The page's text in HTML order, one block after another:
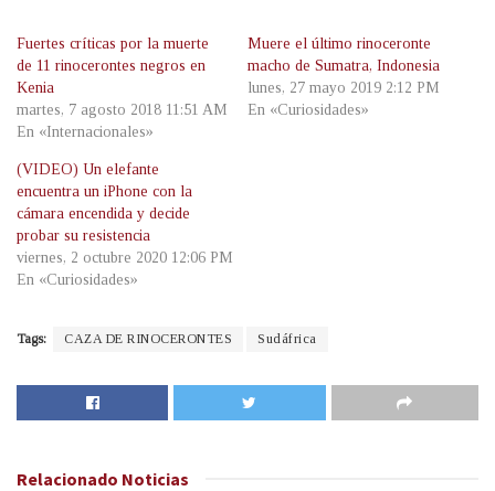
Fuertes críticas por la muerte
de 11 rinocerontes negros en
Kenia
martes, 7 agosto 2018 11:51 AM
En «Internacionales»
Muere el último rinoceronte
macho de Sumatra, Indonesia
lunes, 27 mayo 2019 2:12 PM
En «Curiosidades»
(VIDEO) Un elefante
encuentra un iPhone con la
cámara encendida y decide
probar su resistencia
viernes, 2 octubre 2020 12:06 PM
En «Curiosidades»
Tags: CAZA DE RINOCERONTES Sudáfrica
Relacionado Noticias